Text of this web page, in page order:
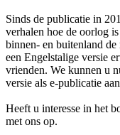
Sinds de publicatie in
verhalen hoe de oorlog
binnen- en buitenland
een Engelstalige versie
vrienden. We kunnen u
versie als e-publicatie
Heeft u interesse in het
met ons op.